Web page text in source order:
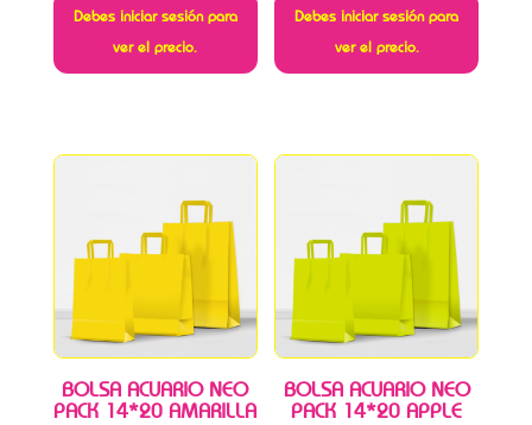
Debes iniciar sesión para
ver el precio.
Debes iniciar sesión para
ver el precio.
BOLSA ACUARIO NEO
PACK 14*20 AMARILLA
BOLSA ACUARIO NEO
PACK 14*20 APPLE